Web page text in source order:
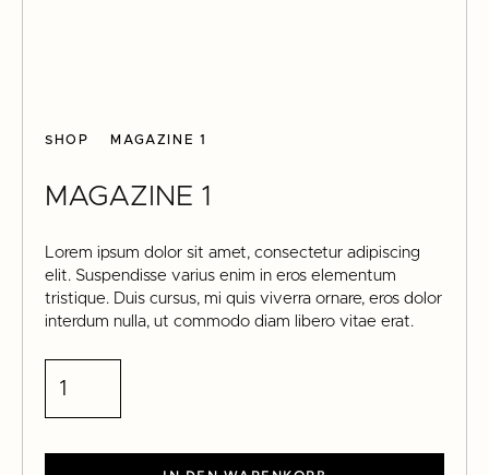
SHOP MAGAZINE 1
MAGAZINE 1
Lorem ipsum dolor sit amet, consectetur adipiscing
elit. Suspendisse varius enim in eros elementum
tristique. Duis cursus, mi quis viverra ornare, eros dolor
interdum nulla, ut commodo diam libero vitae erat.